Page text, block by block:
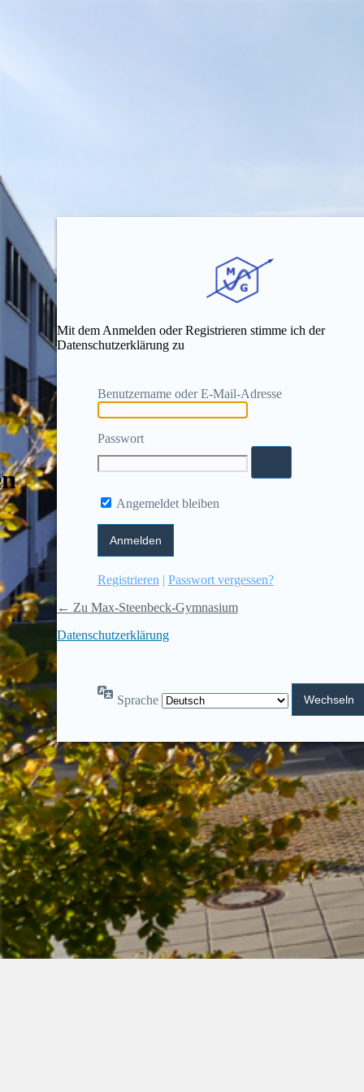
Mit dem Anmelden oder Registrieren stimme ich der
Datenschutzerklärung zu
Benutzername oder E-Mail-Adresse
Passwort
Angemeldet bleiben
Registrieren | Passwort vergessen?
← Zu Max-Steenbeck-Gymnasium
Datenschutzerklärung
Sprache